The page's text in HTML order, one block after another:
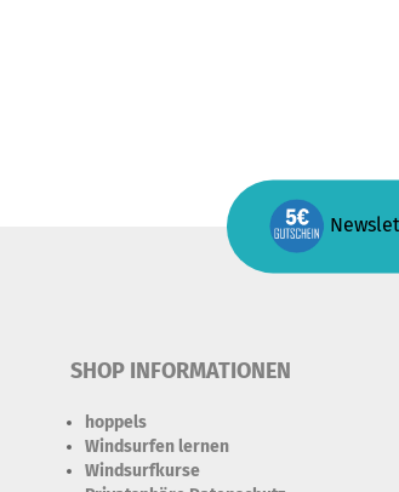
SHOP INFORMATIONEN
hoppels
Windsurfen lernen
Windsurfkurse